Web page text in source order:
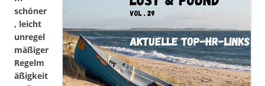
schöner
, leicht
unregel
mäßiger
Regelm
äßigkeit